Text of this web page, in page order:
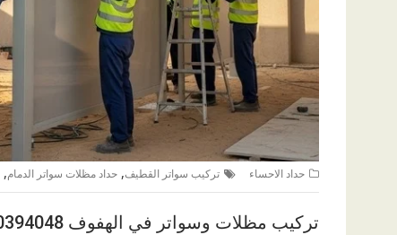
حداد الاحساء تركيب سواتر القطيف, حداد مظلات سواتر الدمام,
تركيب مظلات وسواتر في الهفوف 0560394048